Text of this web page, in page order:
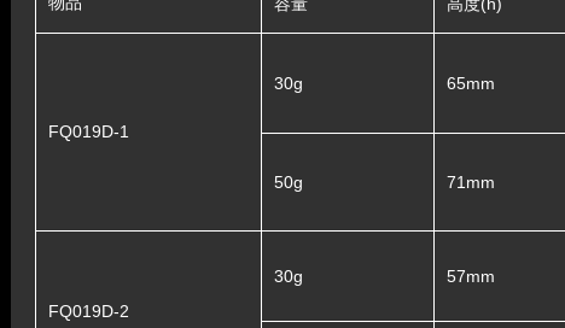
容量 高度(h)
FQ019D-1
30g 65mm
50g 71mm
FQ019D-2
30g 57mm